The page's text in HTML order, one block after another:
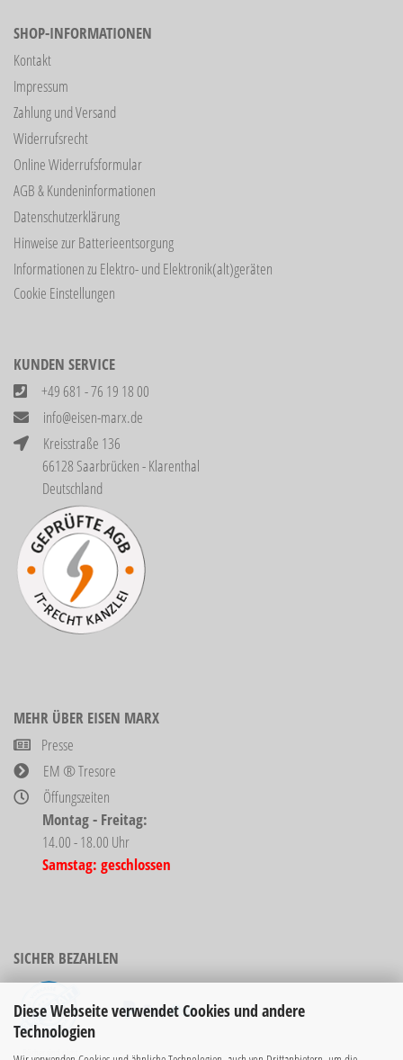
Diese Webseite verwendet Cookies und andere
Technologien
SHOP-INFORMATIONEN
Kontakt
Impressum
Zahlung und Versand
Widerrufsrecht
Online Widerrufsformular
AGB & Kundeninformationen
Datenschutzerklärung
Hinweise zur Batterieentsorgung
Informationen zu Elektro- und Elektronik(alt)geräten
Cookie Einstellungen
KUNDEN SERVICE
+49 681 - 76 19 18 00
info@eisen-marx.de
Kreisstraße 136
66128 Saarbrücken - Klarenthal
Deutschland
MEHR ÜBER EISEN MARX
Presse
EM ® Tresore
Öffungszeiten
Montag - Freitag:
14.00 - 18.00 Uhr
Samstag: geschlossen
SICHER BEZAHLEN
Bücher sind nicht